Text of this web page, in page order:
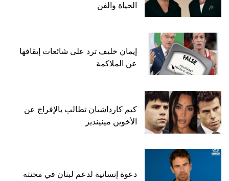
الحياة والفن
إيمان خليف ترد على شائعات إيقافها
عن الملاكمة
كيم كارداشيان تطالب بالإفراج عن
الأخوين مينينديز
دعوة إنسانية لدعم لبنان في محنته